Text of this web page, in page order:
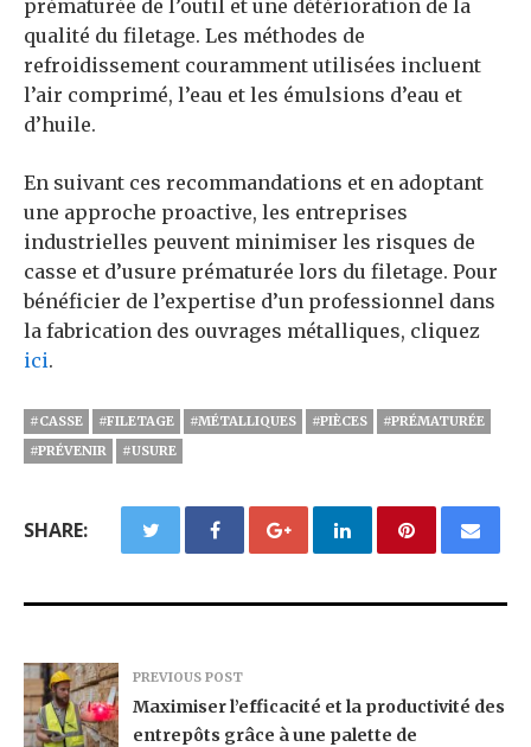
prématurée de l’outil et une détérioration de la
qualité du filetage. Les méthodes de
refroidissement couramment utilisées incluent
l’air comprimé, l’eau et les émulsions d’eau et
d’huile.
En suivant ces recommandations et en adoptant
une approche proactive, les entreprises
industrielles peuvent minimiser les risques de
casse et d’usure prématurée lors du filetage. Pour
bénéficier de l’expertise d’un professionnel dans
la fabrication des ouvrages métalliques, cliquez
ici.
#CASSE #FILETAGE #MÉTALLIQUES #PIÈCES
#PRÉMATURÉE
#PRÉVENIR
#USURE
SHARE:
PREVIOUS POST
Maximiser l’efficacité et la productivité des
entrepôts grâce à une palette de